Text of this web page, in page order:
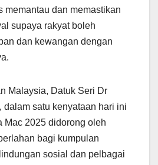
memantau dan memastikan
supaya rakyat boleh
dan kewangan dengan
Malaysia, Datuk Seri Dr
dalam satu kenyataan hari ini
Mac 2025 didorong oleh
bagi kumpulan
sosial dan pelbagai